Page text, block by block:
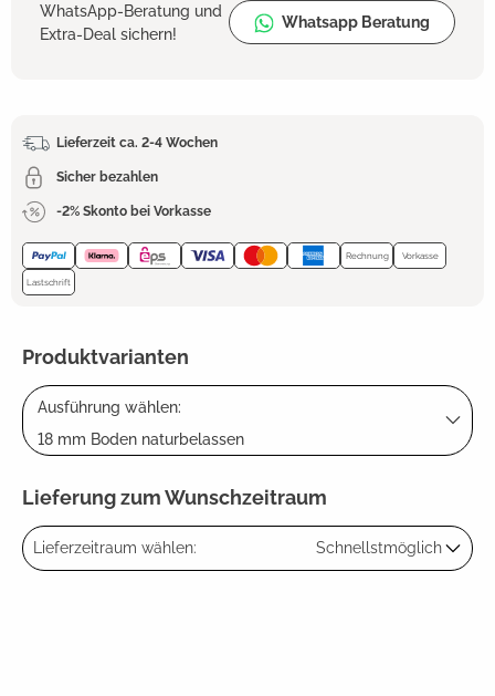
WhatsApp-Beratung und
Extra-Deal sichern!
Whatsapp Beratung
Lieferzeit ca. 2-4 Wochen
Sicher bezahlen
-2% Skonto bei Vorkasse
Rechnung Vorkasse
Lastschrift
Produktvarianten
Ausführung wählen:
18 mm Boden naturbelassen
Lieferung zum Wunschzeitraum
Lieferzeitraum wählen: Schnellstmöglich